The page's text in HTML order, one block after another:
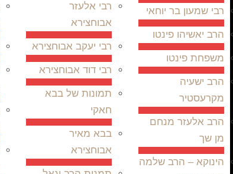
רבי שמעון בר יוחאי
הרב יאשיהו פינטו
משפחת פינטו
הרב ישעיה
מקרעסטיר
הרב אלעזר מנחם
מן שך
הינוקא – הרב שלמה
רבי אלעזר
אבוחצירא
רבי יעקב אבוחצירא
רבי דוד אבוחצירא
תמונות של בבא
חאקי
בבא מאיר
אבוחצירא